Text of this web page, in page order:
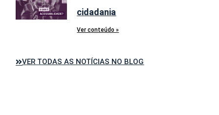
cidadania
Ver conteúdo »
VER TODAS AS NOTÍCIAS NO BLOG